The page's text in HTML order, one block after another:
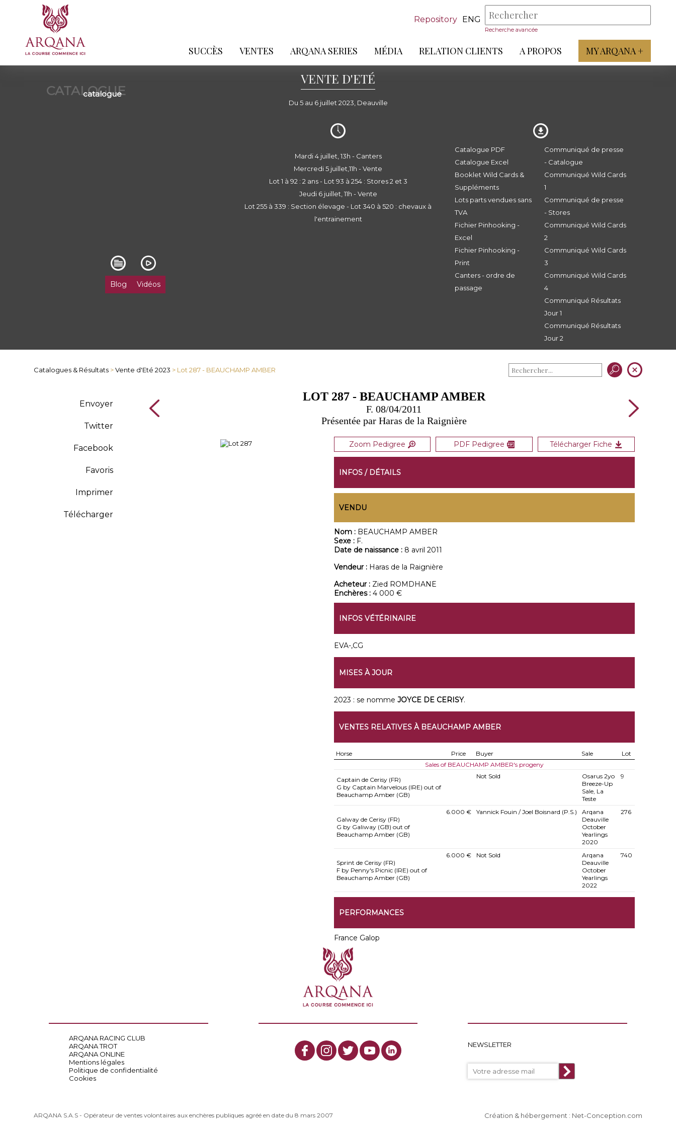
Repository ENG
Recherche avancée
SUCCÈS VENTES ARQANA SERIES MÉDIA RELATION CLIENTS A PROPOS MY ARQANA +
CATALOGUE
catalogue
VENTE D'ETÉ
Du 5 au 6 juillet 2023, Deauville
Blog Vidéos
Mardi 4 juillet, 13h - Canters
Mercredi 5 juillet,11h - Vente
Lot 1 à 92 : 2 ans - Lot 93 à 254 : Stores 2 et 3
Jeudi 6 juillet, 11h - Vente
Lot 255 à 339 : Section élevage - Lot 340 à 520 : chevaux à
l'entrainement
Catalogue PDF
Catalogue Excel
Booklet Wild Cards &
Suppléments
Lots parts vendues sans
TVA
Fichier Pinhooking -
Excel
Fichier Pinhooking -
Print
Canters - ordre de
passage
Communiqué de presse
- Catalogue
Communiqué Wild Cards
1
Communiqué de presse
- Stores
Communiqué Wild Cards
2
Communiqué Wild Cards
3
Communiqué Wild Cards
4
Communiqué Résultats
Jour 1
Communiqué Résultats
Jour 2
Catalogues & Résultats >Vente d'Eté 2023 > Lot 287 - BEAUCHAMP AMBER
Envoyer
Twitter
Facebook
Favoris
Imprimer
Télécharger
LOT 287 - BEAUCHAMP AMBER
F. 08/04/2011
Présentée par Haras de la Raignière
Zoom Pedigree PDF Pedigree Télécharger Fiche
INFOS / DÉTAILS
VENDU
Nom : BEAUCHAMP AMBER
Sexe : F.
Date de naissance : 8 avril 2011
Vendeur : Haras de la Raignière
Acheteur : Zied ROMDHANE
Enchères : 4 000 €
INFOS VÉTÉRINAIRE
EVA-,CG
MISES À JOUR
2023 : se nomme JOYCE DE CERISY.
VENTES RELATIVES À BEAUCHAMP AMBER
Horse Price Buyer Sale
Lot
Sales of BEAUCHAMP AMBER's progeny
Captain de Cerisy (FR)
G by Captain Marvelous (IRE) out of
Beauchamp Amber (GB)
Not Sold
Osarus 2yo
Breeze-Up
Sale, La
Teste
9
Galway de Cerisy (FR)
G by Galiway (GB) out of
Beauchamp Amber (GB)
6.000 € Yannick Fouin / Joel Boisnard (P.S.)
Arqana
Deauville
October
Yearlings
2020
276
Sprint de Cerisy (FR)
F by Penny's Picnic (IRE) out of
Beauchamp Amber (GB)
6.000 € Not Sold
Arqana
Deauville
October
Yearlings
2022
740
PERFORMANCES
France Galop
ARQANA RACING CLUB
ARQANA TROT
ARQANA ONLINE
Mentions légales
Politique de confidentialité
Cookies
NEWSLETTER
ARQANA S.A.S - Opérateur de ventes volontaires aux enchères publiques agréé en date du 8 mars 2007 Création & hébergement : Net-Conception.com